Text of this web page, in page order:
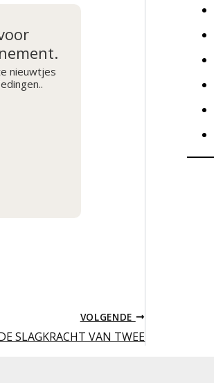
nieuwtjes
VOLGENDE
SLAGKRACHT VAN TWEE